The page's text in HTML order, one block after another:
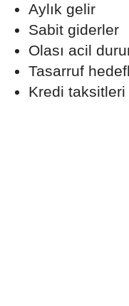
Aylık gelir
Sabit giderler
Olası acil
Tasarruf
Kredi taksitleri
Gerçekçi bir